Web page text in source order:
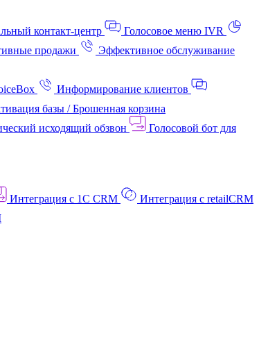
контакт‑центр
Голосовое меню IVR
продажи
Эффективное обслуживание
Информирование клиентов
базы / Брошенная корзина
исходящий обзвон
Голосовой бот для
Интеграция с 1C CRM
Интеграция с retailCRM